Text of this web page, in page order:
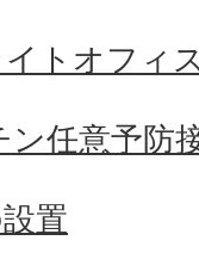
トオフィ
任意予防
置